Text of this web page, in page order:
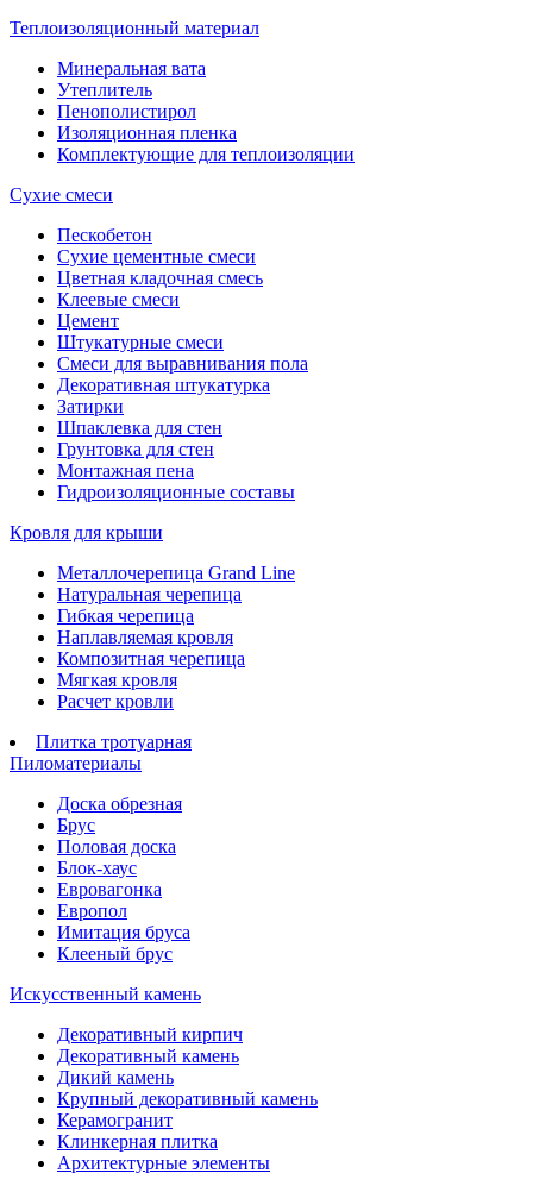
Теплоизоляционный материал
Минеральная вата
Утеплитель
Пенополистирол
Изоляционная пленка
Комплектующие для теплоизоляции
Сухие смеси
Пескобетон
Сухие цементные смеси
Цветная кладочная смесь
Клеевые смеси
Цемент
Штукатурные смеси
Смеси для выравнивания пола
Декоративная штукатурка
Затирки
Шпаклевка для стен
Грунтовка для стен
Монтажная пена
Гидроизоляционные составы
Кровля для крыши
Металлочерепица Grand Line
Натуральная черепица
Гибкая черепица
Наплавляемая кровля
Композитная черепица
Мягкая кровля
Расчет кровли
Плитка тротуарная
Пиломатериалы
Доска обрезная
Брус
Половая доска
Блок-хаус
Евровагонка
Европол
Имитация бруса
Клееный брус
Искусственный камень
Декоративный кирпич
Декоративный камень
Дикий камень
Крупный декоративный камень
Керамогранит
Клинкерная плитка
Архитектурные элементы